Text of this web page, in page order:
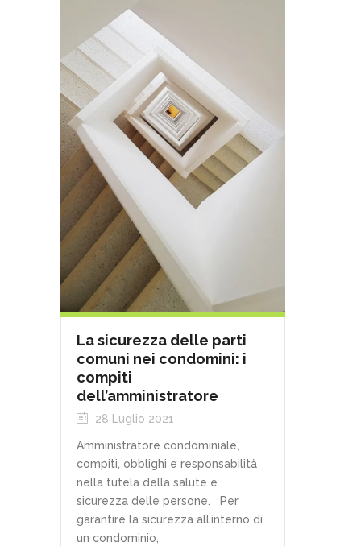
La sicurezza delle parti
comuni nei condomini: i
compiti
dell’amministratore
28 Luglio 2021
Amministratore condominiale,
compiti, obblighi e responsabilità
nella tutela della salute e
sicurezza delle persone. Per
garantire la sicurezza all’interno di
un condominio,